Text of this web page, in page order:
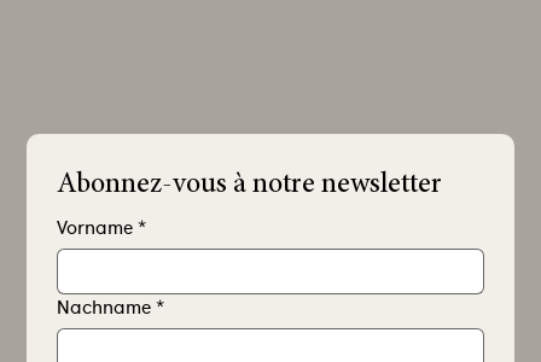
Abonnez-vous à notre newsletter
Vorname *
Nachname *